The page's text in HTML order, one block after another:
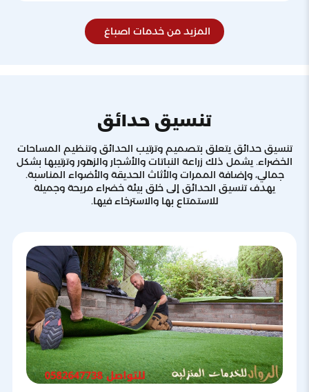
المزيد من خدمات اصباغ
تنسيق حدائق
تنسيق حدائق يتعلق بتصميم وترتيب الحدائق وتنظيم المساحات
الخضراء. يشمل ذلك زراعة النباتات والأشجار والزهور وترتيبها بشكل
جمالي، وإضافة الممرات والأثاث الحديقة والأضواء المناسبة.
يهدف تنسيق الحدائق إلى خلق بيئة خضراء مريحة وجميلة
للاستمتاع بها والاسترخاء فيها.